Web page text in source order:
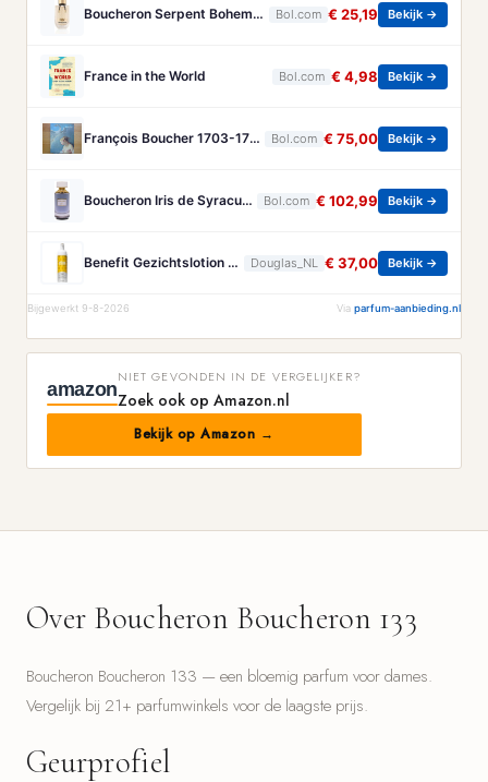
Boucheron Serpent Boheme Eau de parfum spray 30 ml Bol.com € 25,19 Bekijk →
France in the World Bol.com € 4,98 Bekijk →
François Boucher 1703-1770 - Brandt, Christa Bol.com € 75,00 Bekijk →
Boucheron Iris de Syracuse - 125 ml - eau de parfum spray - damesparfum Bol.com € 102,99 Bekijk →
Benefit Gezichtslotion The POREfessional Gezichtstoner Unisex 133ml Douglas_NL € 37,00 Bekijk →
Bijgewerkt 9-8-2026 Via parfum-aanbieding.nl
amazon
NIET GEVONDEN IN DE VERGELIJKER?
Zoek ook op Amazon.nl
Bekijk op Amazon →
Over Boucheron Boucheron 133
Boucheron Boucheron 133 — een bloemig parfum voor dames.
Vergelijk bij 21+ parfumwinkels voor de laagste prijs.
Geurprofiel